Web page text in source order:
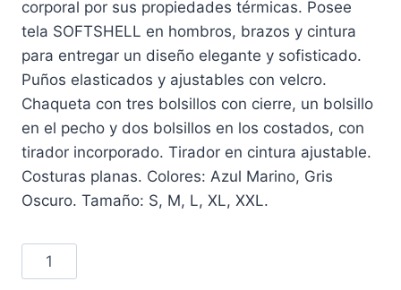
corporal por sus propiedades térmicas. Posee
tela SOFTSHELL en hombros, brazos y cintura
para entregar un diseño elegante y sofisticado.
Puños elasticados y ajustables con velcro.
Chaqueta con tres bolsillos con cierre, un bolsillo
en el pecho y dos bolsillos en los costados, con
tirador incorporado. Tirador en cintura ajustable.
Costuras planas. Colores: Azul Marino, Gris
Oscuro. Tamaño: S, M, L, XL, XXL.